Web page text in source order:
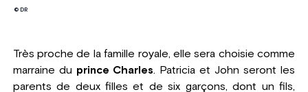
© DR
Très proche de la famille royale, elle sera choisie comme
marraine du prince Charles. Patricia et John seront les
parents de deux filles et de six garçons, dont un fils,